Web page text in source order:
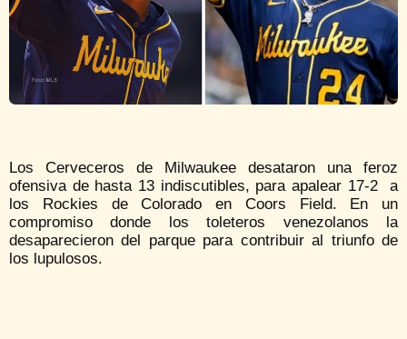
Los Cerveceros de Milwaukee desataron una feroz
ofensiva de hasta 13 indiscutibles, para apalear 17-2 a
los Rockies de Colorado en Coors Field. En un
compromiso donde los toleteros venezolanos la
desaparecieron del parque para contribuir al triunfo de
los lupulosos.